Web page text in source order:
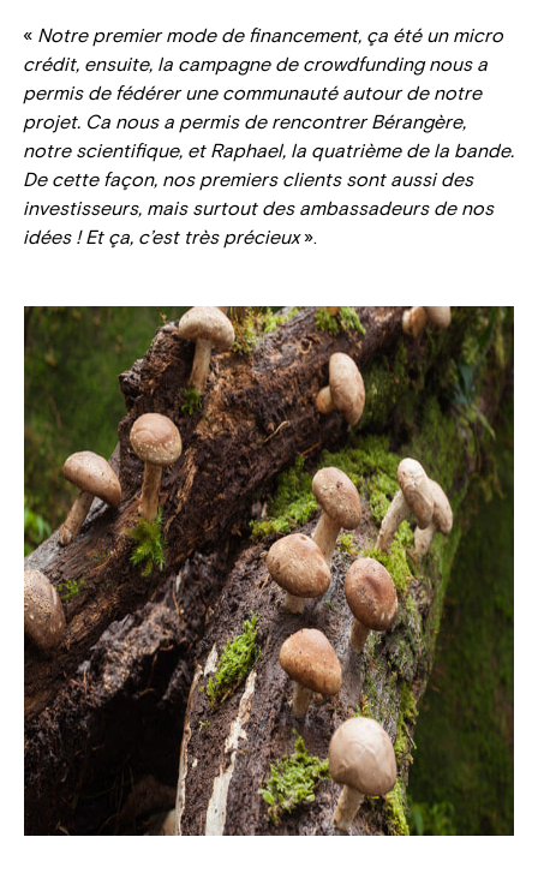
« Notre premier mode de financement, ça été un micro
crédit, ensuite, la campagne de crowdfunding nous a
permis de fédérer une communauté autour de notre
projet. Ca nous a permis de rencontrer Bérangère,
notre scientifique, et Raphael, la quatrième de la bande.
De cette façon, nos premiers clients sont aussi des
investisseurs, mais surtout des ambassadeurs de nos
idées ! Et ça, c’est très précieux».